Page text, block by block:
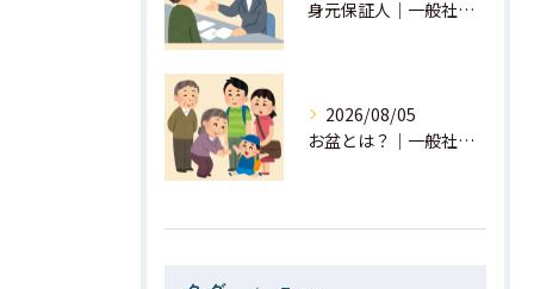
身元保証人｜一般社団法人 星月
2026/08/05
お盆とは？｜一般社団法人 星月